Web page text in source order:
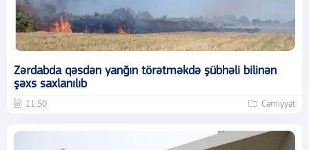
Zərdabda qəsdən yanğın törətməkdə şübhəli bilinən
şəxs saxlanılıb
11:50 Cəmiyyət